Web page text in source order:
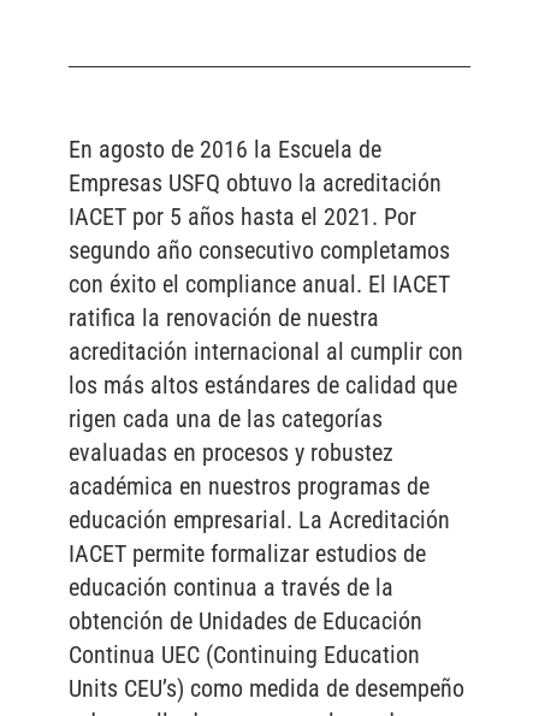
En agosto de 2016 la Escuela de
Empresas USFQ obtuvo la acreditación
IACET por 5 años hasta el 2021. Por
segundo año consecutivo completamos
con éxito el compliance anual. El IACET
ratifica la renovación de nuestra
acreditación internacional al cumplir con
los más altos estándares de calidad que
rigen cada una de las categorías
evaluadas en procesos y robustez
académica en nuestros programas de
educación empresarial. La Acreditación
IACET permite formalizar estudios de
educación continua a través de la
obtención de Unidades de Educación
Continua UEC (Continuing Education
Units CEU’s) como medida de desempeño